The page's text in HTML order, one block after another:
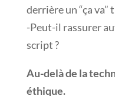
derrière un “ça va”
-Peut-il rassurer
script ?
Au-delà de la
éthique.